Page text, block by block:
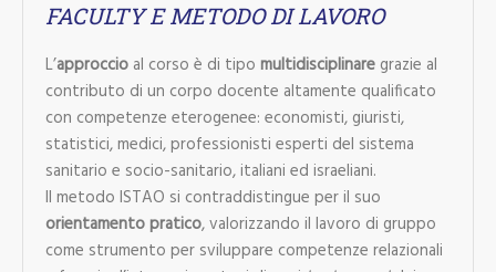
FACULTY E METODO DI LAVORO
L’approccioal corso è di tipo multidisciplinaregrazie al
contributo di un corpo docente altamente qualificato
con competenze eterogenee: economisti, giuristi,
statistici, medici, professionisti esperti del sistema
sanitario e socio-sanitario, italiani ed israeliani.
Il metodo ISTAO si contraddistingue per il suo
orientamento pratico, valorizzando il lavoro di gruppo
come strumento per sviluppare competenze relazionali